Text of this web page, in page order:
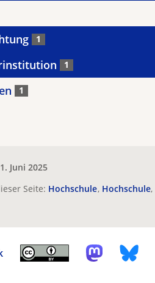
1
1
1
Juni 2025
Seite: Hochschule Hochschule